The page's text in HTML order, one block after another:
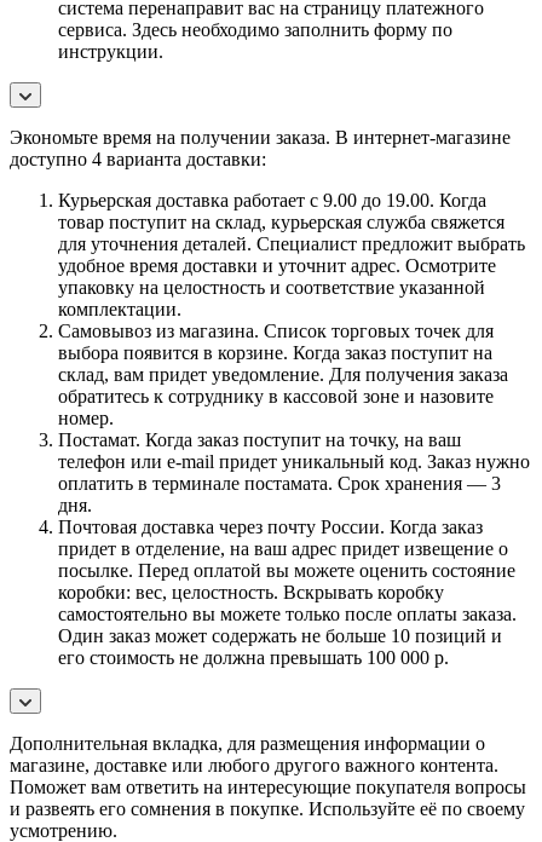
система перенаправит вас на страницу платежного
сервиса. Здесь необходимо заполнить форму по
инструкции.
Экономьте время на получении заказа. В интернет-магазине
доступно 4 варианта доставки:
Курьерская доставка работает с 9.00 до 19.00. Когда
товар поступит на склад, курьерская служба свяжется
для уточнения деталей. Специалист предложит выбрать
удобное время доставки и уточнит адрес. Осмотрите
упаковку на целостность и соответствие указанной
комплектации.
Самовывоз из магазина. Список торговых точек для
выбора появится в корзине. Когда заказ поступит на
склад, вам придет уведомление. Для получения заказа
обратитесь к сотруднику в кассовой зоне и назовите
номер.
Постамат. Когда заказ поступит на точку, на ваш
телефон или e-mail придет уникальный код. Заказ нужно
оплатить в терминале постамата. Срок хранения — 3
дня.
Почтовая доставка через почту России. Когда заказ
придет в отделение, на ваш адрес придет извещение о
посылке. Перед оплатой вы можете оценить состояние
коробки: вес, целостность. Вскрывать коробку
самостоятельно вы можете только после оплаты заказа.
Один заказ может содержать не больше 10 позиций и
его стоимость не должна превышать 100 000 р.
Дополнительная вкладка, для размещения информации о
магазине, доставке или любого другого важного контента.
Поможет вам ответить на интересующие покупателя вопросы
и развеять его сомнения в покупке. Используйте её по своему
усмотрению.